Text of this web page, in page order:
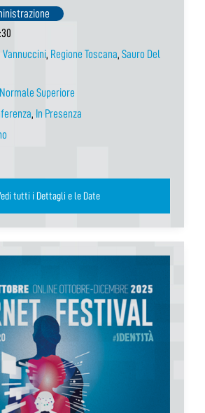
Vannuccini, Regione Toscana, Sauro Del
Superiore
, In Presenza
tutti i Dettagli e le Date